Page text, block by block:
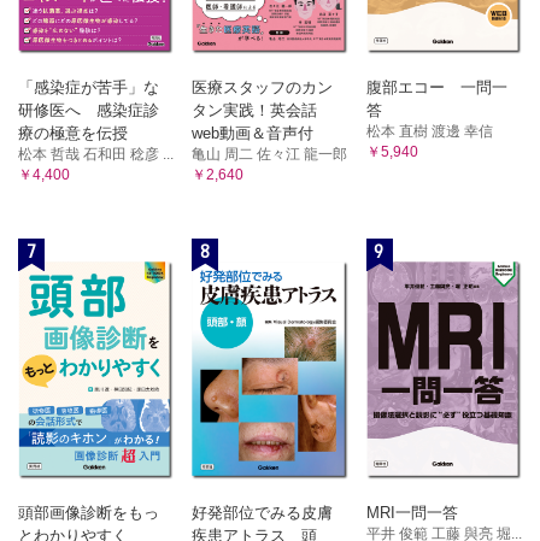
「感染症が苦手」な
研修医へ 感染症診
療の極意を伝授
松本 哲哉 石和田 稔彦 ...
￥4,400
医療スタッフのカン
タン実践！英会話
web動画＆音声付
亀山 周二 佐々江 龍一郎
￥2,640
腹部エコー 一問一
答
松本 直樹 渡邊 幸信
￥5,940
7
頭部画像診断をもっ
とわかりやすく
8
好発部位でみる皮膚
疾患アトラス 頭
9
MRI一問一答
平井 俊範 工藤 與亮 堀...